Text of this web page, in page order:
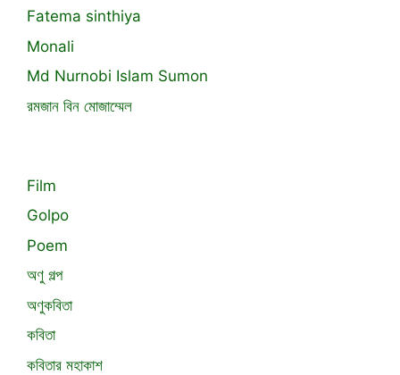
Fatema sinthiya
Monali
Md Nurnobi Islam Sumon
রমজান বিন মোজাম্মেল
Film
Golpo
Poem
অণু গল্প
অণুকবিতা
কবিতা
কবিতার মহাকাশ